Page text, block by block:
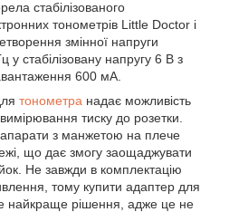
стабілізованого
тонометрів Little Doctor і
змінної напруги
у стабілізовану напругу 6 В з
600 мА.
тонометра надає можливість
тиску до розетки.
апарати з манжетою на плече
що дає змогу заощаджувати
Не завжди в комплектацію
тому купити адаптер для
найкраще рішення, адже це не